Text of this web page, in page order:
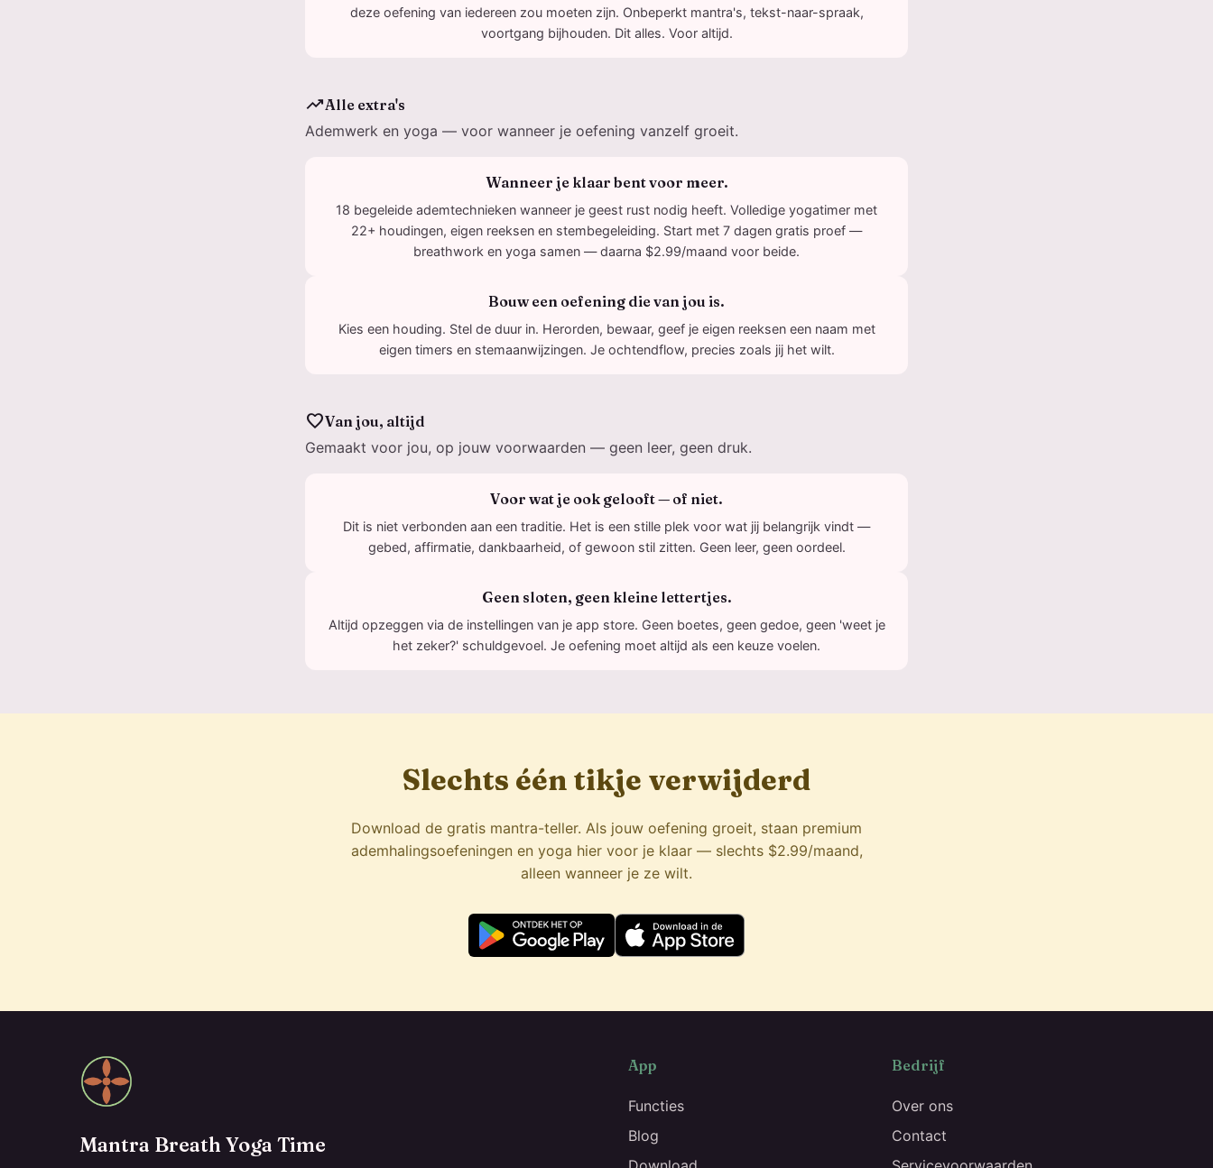
deze oefening van iedereen zou moeten zijn. Onbeperkt mantra's, tekst-naar-spraak,
voortgang bijhouden. Dit alles. Voor altijd.
trending_upAlle extra's
Ademwerk en yoga — voor wanneer je oefening vanzelf groeit.
Wanneer je klaar bent voor meer.
18 begeleide ademtechnieken wanneer je geest rust nodig heeft. Volledige yogatimer met
22+ houdingen, eigen reeksen en stembegeleiding. Start met 7 dagen gratis proef —
breathwork en yoga samen — daarna $2.99/maand voor beide.
Bouw een oefening die van jou is.
Kies een houding. Stel de duur in. Herorden, bewaar, geef je eigen reeksen een naam met
eigen timers en stemaanwijzingen. Je ochtendflow, precies zoals jij het wilt.
favoriteVan jou, altijd
Gemaakt voor jou, op jouw voorwaarden — geen leer, geen druk.
Voor wat je ook gelooft — of niet.
Dit is niet verbonden aan een traditie. Het is een stille plek voor wat jij belangrijk vindt —
gebed, affirmatie, dankbaarheid, of gewoon stil zitten. Geen leer, geen oordeel.
Geen sloten, geen kleine lettertjes.
Altijd opzeggen via de instellingen van je app store. Geen boetes, geen gedoe, geen 'weet je
het zeker?' schuldgevoel. Je oefening moet altijd als een keuze voelen.
Slechts één tikje verwijderd
Download de gratis mantra-teller. Als jouw oefening groeit, staan premium
ademhalingsoefeningen en yoga hier voor je klaar — slechts $2.99/maand,
alleen wanneer je ze wilt.
Mantra Breath Yoga Time
App
Functies
Blog
Bedrijf
Over ons
Contact